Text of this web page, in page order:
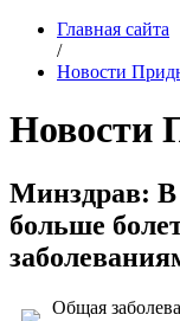
Главная сайта
/
Новости
Новости
Минздрав: В
больше
Общая